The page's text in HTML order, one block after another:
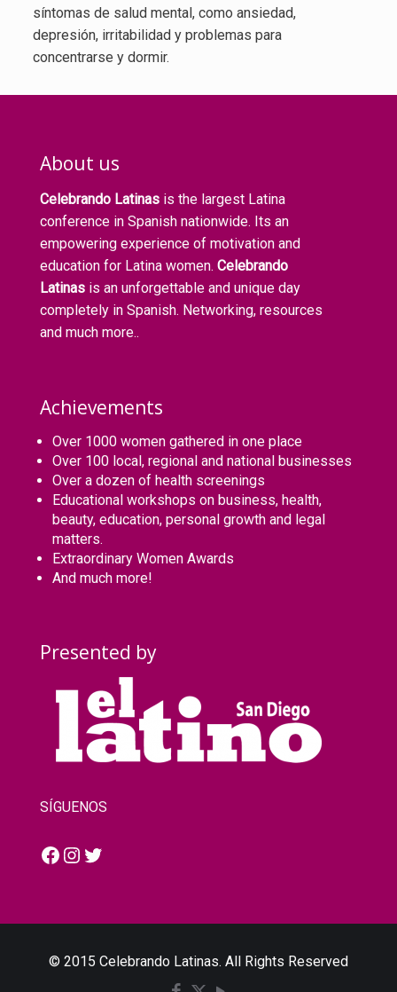
síntomas de salud mental, como ansiedad,
depresión, irritabilidad y problemas para
concentrarse y dormir.
About us
Celebrando Latinas is the largest Latina
conference in Spanish nationwide. Its an
empowering experience of motivation and
education for Latina women. Celebrando
Latinas is an unforgettable and unique day
completely in Spanish. Networking, resources
and much more..
Achievements
Over 1000 women gathered in one place
Over 100 local, regional and national businesses
Over a dozen of health screenings
Educational workshops on business, health,
beauty, education, personal growth and legal
matters.
Extraordinary Women Awards
And much more!
Presented by
SÍGUENOS
Facebook
Instagram
Twitter
© 2015 Celebrando Latinas. All Rights Reserved